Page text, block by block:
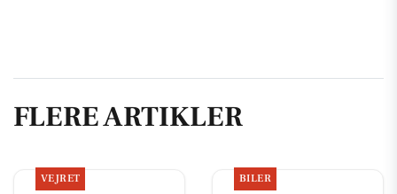
FLERE ARTIKLER
VEJRET BILER